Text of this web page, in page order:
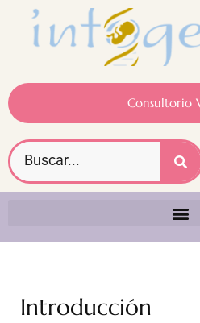
Consultorio
Introducción